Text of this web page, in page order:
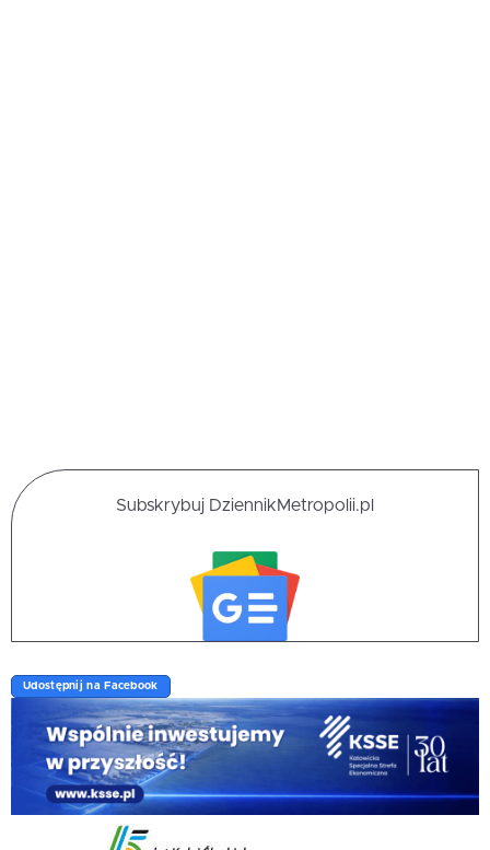
Subskrybuj DziennikMetropolii.pl
Udostępnij na Facebook